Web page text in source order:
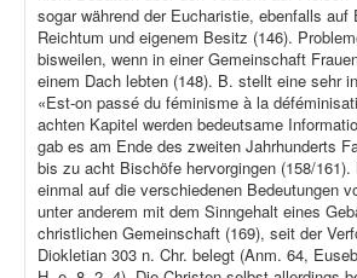
sogar während der Eucharistie, ebenfalls auf
Reichtum und eigenem Besitz (146).
bisweilen, wenn in einer Gemeinschaft
einem Dach lebten (148). B. stellt eine sehr
«Est-on passé du féminisme à la
achten Kapitel werden bedeutsame
gab es am Ende des zweiten Jahrhunderts
bis zu acht Bischöfe hervorgingen (158/
einmal auf die verschiedenen Bedeutungen
unter anderem mit dem Sinngehalt eines
christlichen Gemeinschaft (169), seit der
Diokletian 303 n. Chr. belegt (Anm. 64,